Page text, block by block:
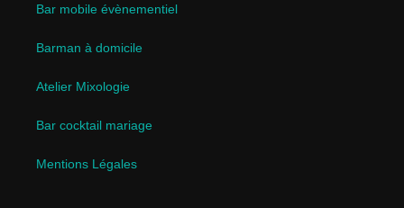
Bar mobile évènementiel
Barman à domicile
Atelier Mixologie
Bar cocktail mariage
Mentions Légales